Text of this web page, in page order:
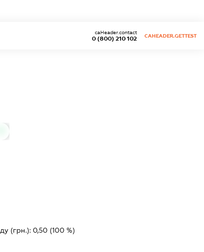
0 (800) 210 102
caHeader.contact
CAHEADER.GETTEST
(грн.): 0,50 (100 %)